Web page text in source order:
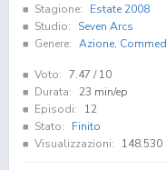
Stagione:
Estate 2008
Studio:
Seven Arcs
Genere: Azione,
Voto: 7.47 / 10
Durata:
23 min/ep
Episodi:
12
Stato:
Finito
Visualizzazioni:
148.530